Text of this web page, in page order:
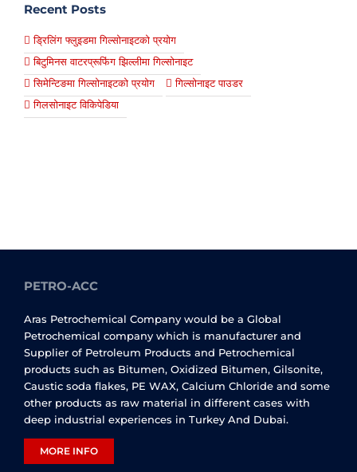
Recent Posts
ड्रिलिंग फ्लुइडमा गिल्सोनाइटको प्रयोग
बिटुमिनस वाटरप्रूफिंग झिल्लीमा गिल्सोनाइट
सिमेन्टिङमा गिल्सोनाइटको प्रयोग
गिल्सोनाइट पाउडर
गिलसोनाइट विकिपेडिया
PETRO-ACC
Aras Petrochemical Company would be a Global
Petrochemical company which is manufacturer and
Supplier of Petroleum Products and Petrochemical
products such as Bitumen, Oxidized Bitumen, Gilsonite,
Caustic soda flakes, PE WAX, Calcium Chloride and some
other products as raw material in different cases with
deep industrial experiences in Turkey And Dubai.
MORE INFO